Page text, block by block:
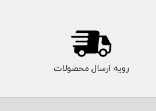
رویه ارسال محصولات